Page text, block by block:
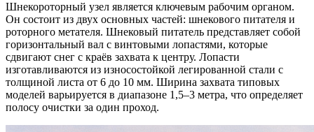
Шнекороторный узел является ключевым рабочим органом.
Он состоит из двух основных частей: шнекового питателя и
роторного метателя. Шнековый питатель представляет собой
горизонтальный вал с винтовыми лопастями, которые
сдвигают снег с краёв захвата к центру. Лопасти
изготавливаются из износостойкой легированной стали с
толщиной листа от 6 до 10 мм. Ширина захвата типовых
моделей варьируется в диапазоне 1,5–3 метра, что определяет
полосу очистки за один проход.